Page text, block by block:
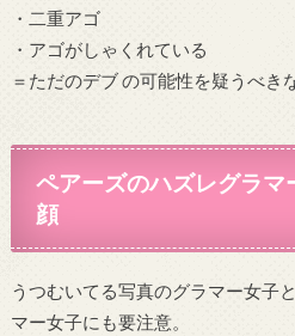
・二重アゴ
・アゴがしゃくれている
＝ただのデブ の可能性を疑うべき
ペアーズのハズレグラマ
顔
うつむいてる写真のグラマー女子
マー女子にも要注意。